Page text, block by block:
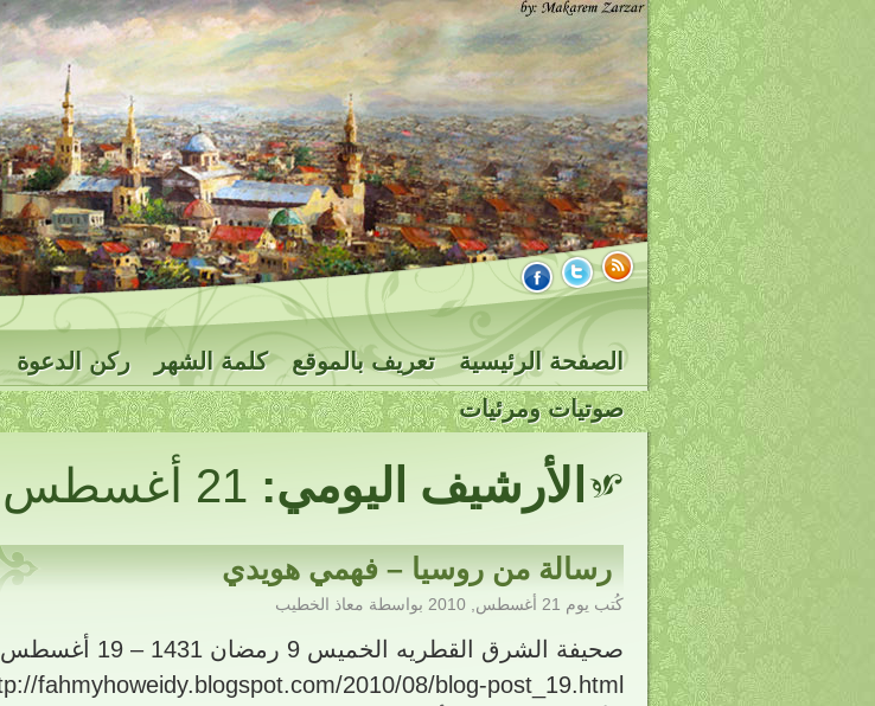
الصفحة الرئيسية تعريف بالموقع كلمة الشهر ركن الدعوة
صوتيات ومرئيات
الأرشيف اليومي: 21 أغسطس, 2010
رسالة من روسيا – فهمي هويدي
كُتب يوم 21 أغسطس, 2010 بواسطة معاذ الخطيب